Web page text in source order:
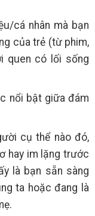
cá nhân mà bạn
của trẻ (từ phim,
quen có lối sống
nổi bật giữa đám
cụ thể nào đó,
hay im lặng trước
là bạn sẵn sàng
ta hoặc đang là